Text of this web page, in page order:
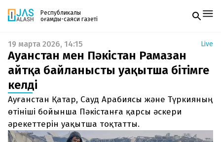
Республикалық
қоғамдық-саяси газеті
Жаңалықтар
Спорт
Live
Руханият
Аймақ
Архив
Заң және тәртіп
Редакциямен байланыс
+7 708 604 51 06
Газетке жазылу
PDF форматтағы газетті ай сайын электронды
поштаңызға алып отырыңыз. Жаңа нөмір
шыққан сәтте сізге бірден жіберіледі. Тек email
енгізіңіз, біз қалғанын өзіміз жібереміз.
19 марта 2026, 14:15 Live
Ауғанстан мен Пәкістан Рамазан
айтқа байланысты уақытша бітімге
келді
Ауғанстан Қатар, Сауд Арабиясы және Түркияның
өтініші бойынша Пәкістанға қарсы әскери
әрекеттерін уақытша тоқтатты.